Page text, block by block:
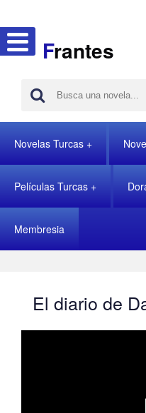
Frantes
Novelas Turcas
Películas Turcas
Membresia
El diario de